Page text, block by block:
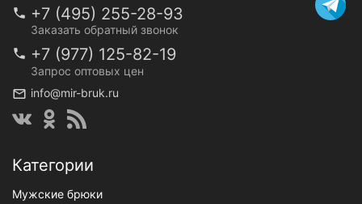
+7 (495) 255-28-93
Заказать обратный звонок
+7 (977) 125-82-19
Запрос оптовых цен
info@mir-bruk.ru
Категории
Мужские брюки